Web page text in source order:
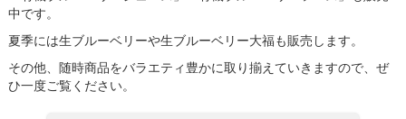
中です。
夏季には生ブルーベリーや生ブルーベリー大福も販売します。
その他、随時商品をバラエティ豊かに取り揃えていきますので、ぜ
ひ一度ご覧ください。